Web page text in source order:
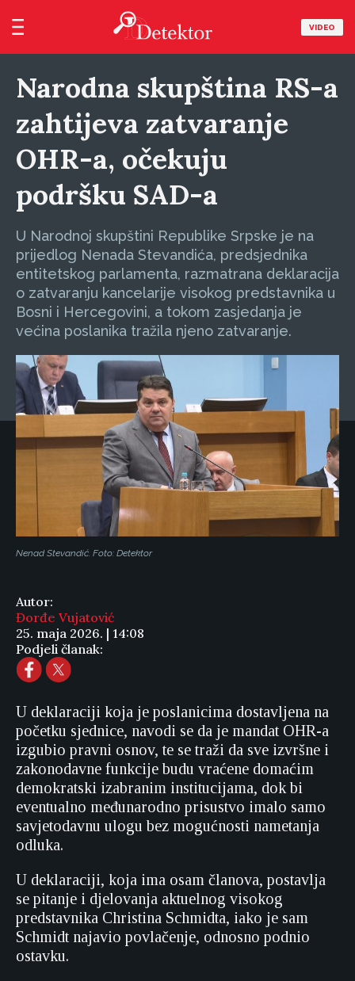
VIDEO
Narodna skupština RS-a
zahtijeva zatvaranje
OHR-a, očekuju
podršku SAD-a
U Narodnoj skupštini Republike Srpske je na
prijedlog Nenada Stevandića, predsjednika
entitetskog parlamenta, razmatrana deklaracija
o zatvaranju kancelarije visokog predstavnika u
Bosni i Hercegovini, a tokom zasjedanja je
većina poslanika tražila njeno zatvaranje.
Nenad Stevandić. Foto: Detektor
Autor:
Đorđe Vujatović
25. maja 2026. | 14:08
Podjeli članak:
U deklaraciji koja je poslanicima dostavljena na
početku sjednice, navodi se da je mandat OHR-a
izgubio pravni osnov, te se traži da sve izvršne i
zakonodavne funkcije budu vraćene domaćim
demokratski izabranim institucijama, dok bi
eventualno međunarodno prisustvo imalo samo
savjetodavnu ulogu bez mogućnosti nametanja
odluka.
U deklaraciji, koja ima osam članova, postavlja
se pitanje i djelovanja aktuelnog visokog
predstavnika Christina Schmidta, iako je sam
Schmidt najavio povlačenje, odnosno podnio
ostavku.